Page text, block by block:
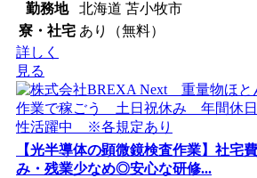
勤務地
北海道 苫小牧市
寮・社宅 あり（無料）
詳しく
見る
【光半導体の顕微鏡検査作業】社宅
み・残業少なめ◎安心な研修...